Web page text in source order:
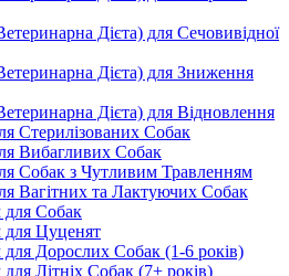
Дієта) для Сечовивідної
Дієта) для Зниження
Дієта) для Відновлення
Стерилізованих Собак
Вибагливих Собак
Собак з Чутливим Травленням
Вагітних та Лактуючих Собак
Собак
Цуценят
Дорослих Собак (1-6 років)
Літніх Собак (7+ років)